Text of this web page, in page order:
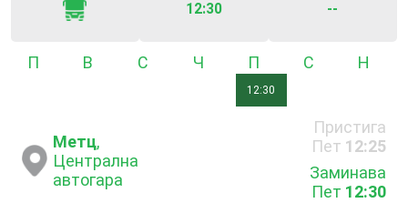
12:30 --
ПонеделникВторник Четвъртък
12:30
Събота
Метц,
Централна
автогара
Пристига
Пет 12:25
Заминава
Пет 12:30